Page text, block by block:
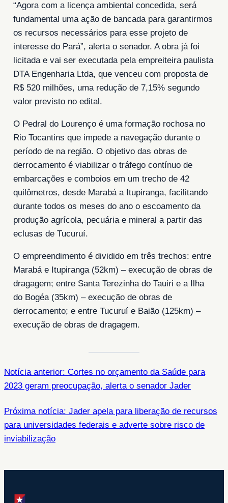
“Agora com a licença ambiental concedida, será
fundamental uma ação de bancada para garantirmos
os recursos necessários para esse projeto de
interesse do Pará”, alerta o senador. A obra já foi
licitada e vai ser executada pela empreiteira paulista
DTA Engenharia Ltda, que venceu com proposta de
R$ 520 milhões, uma redução de 7,15% segundo
valor previsto no edital.
O Pedral do Lourenço é uma formação rochosa no
Rio Tocantins que impede a navegação durante o
período de na região. O objetivo das obras de
derrocamento é viabilizar o tráfego contínuo de
embarcações e comboios em um trecho de 42
quilômetros, desde Marabá a Itupiranga, facilitando
durante todos os meses do ano o escoamento da
produção agrícola, pecuária e mineral a partir das
eclusas de Tucuruí.
O empreendimento é dividido em três trechos: entre
Marabá e Itupiranga (52km) – execução de obras de
dragagem; entre Santa Terezinha do Tauiri e a Ilha
do Bogéa (35km) – execução de obras de
derrocamento; e entre Tucuruí e Baião (125km) –
execução de obras de dragagem.
Notícia anterior: Cortes no orçamento da Saúde para
2023 geram preocupação, alerta o senador Jader
Próxima notícia: Jader apela para liberação de recursos
para universidades federais e adverte sobre risco de
inviabilização